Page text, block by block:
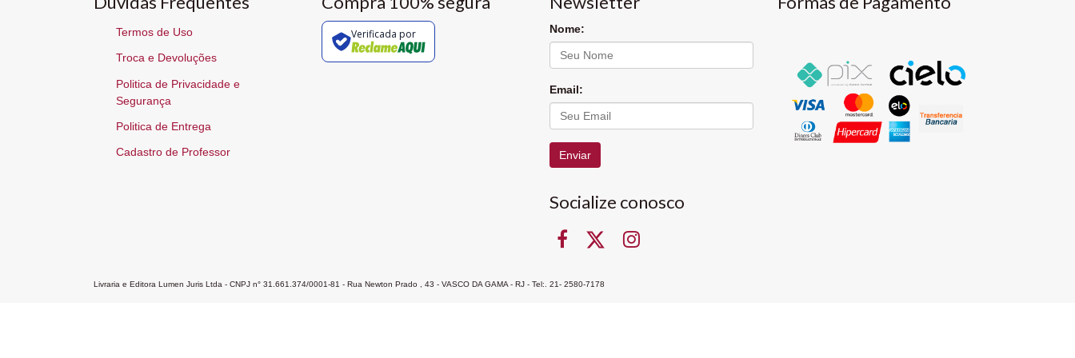
Termos de Uso
Troca e Devoluções
Politica de Privacidade e
Segurança
Politica de Entrega
Cadastro de Professor
Verificada por Nome:
Email:
Enviar
Socialize conosco
Livraria e Editora Lumen Juris Ltda - CNPJ n° 31.661.374/0001-81 - Rua Newton Prado , 43 - VASCO DA GAMA - RJ - Tel:. 21- 2580-7178